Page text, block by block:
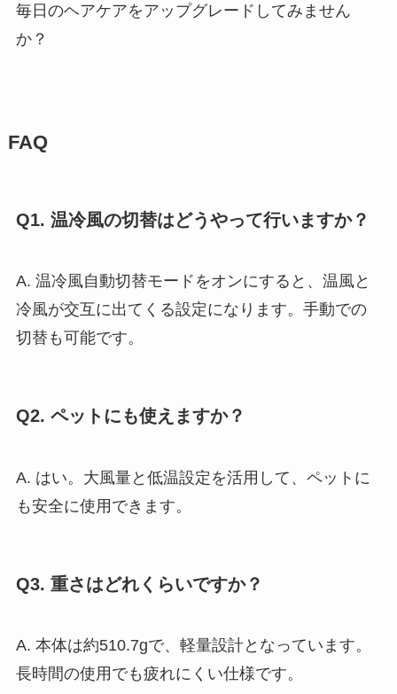
毎日のヘアケアをアップグレードしてみません
か？
FAQ
Q1. 温冷風の切替はどうやって行いますか？
A. 温冷風自動切替モードをオンにすると、温風と
冷風が交互に出てくる設定になります。手動での
切替も可能です。
Q2. ペットにも使えますか？
A. はい。大風量と低温設定を活用して、ペットに
も安全に使用できます。
Q3. 重さはどれくらいですか？
A. 本体は約510.7gで、軽量設計となっています。
長時間の使用でも疲れにくい仕様です。